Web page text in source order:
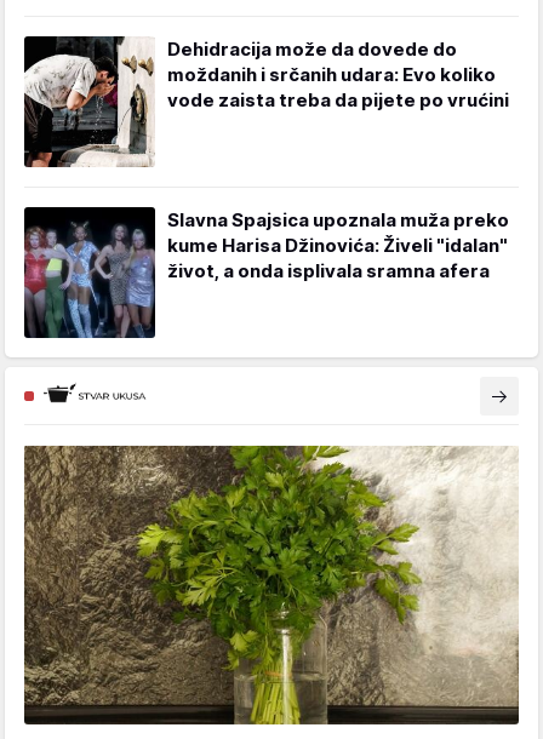
Dehidracija može da dovede do
moždanih i srčanih udara: Evo koliko
vode zaista treba da pijete po vrućini
Slavna Spajsica upoznala muža preko
kume Harisa Džinovića: Živeli "idalan"
život, a onda isplivala sramna afera